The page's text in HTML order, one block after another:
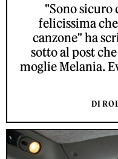
"Sono sicuro
felicissima
canzone" ha
sotto al post
moglie Melania.
DI